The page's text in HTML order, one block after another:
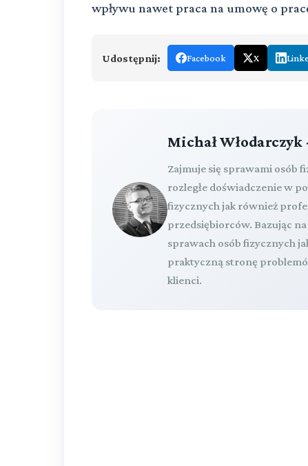
wpływu nawet praca na umowę o
Udostępnij: Facebook X
Michał Włodarczyk
Zajmuje się sprawami osób
rozległe doświadczenie w
fizycznych jak również
przedsiębiorców. Bazując
sprawach osób fizycznych
praktyczną stronę
klienci.